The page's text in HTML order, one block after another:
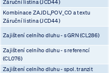
Záruční listina (JCD44)
Kombinace ZAJDL,POV_CO a textu
Záruční listina (JCD44)
Zajištení celního dluhu - s GRN (CL286)
Zajištení celního dluhu - s referencí
(CL076)
Zajištení celního dluhu - spol. tranzit